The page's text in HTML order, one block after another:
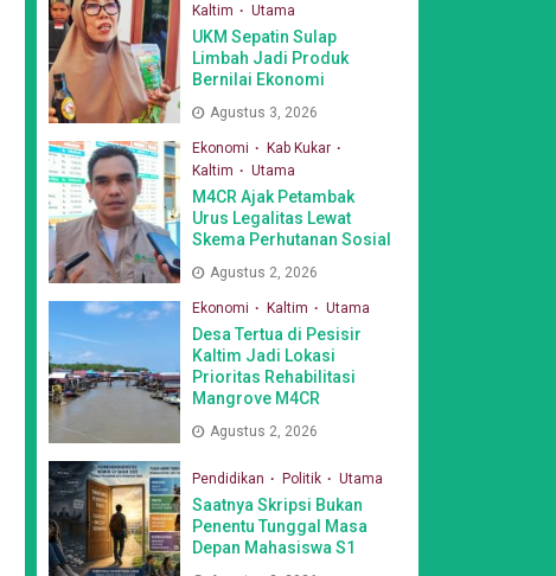
Kaltim
Utama
UKM Sepatin Sulap
Limbah Jadi Produk
Bernilai Ekonomi
Agustus 3, 2026
Ekonomi
Kab Kukar
Kaltim
Utama
M4CR Ajak Petambak
Urus Legalitas Lewat
Skema Perhutanan Sosial
Agustus 2, 2026
Ekonomi Kaltim Utama
Desa Tertua di Pesisir
Kaltim Jadi Lokasi
Prioritas Rehabilitasi
Mangrove M4CR
Agustus 2, 2026
Pendidikan Politik Utama
Saatnya Skripsi Bukan
Penentu Tunggal Masa
Depan Mahasiswa S1